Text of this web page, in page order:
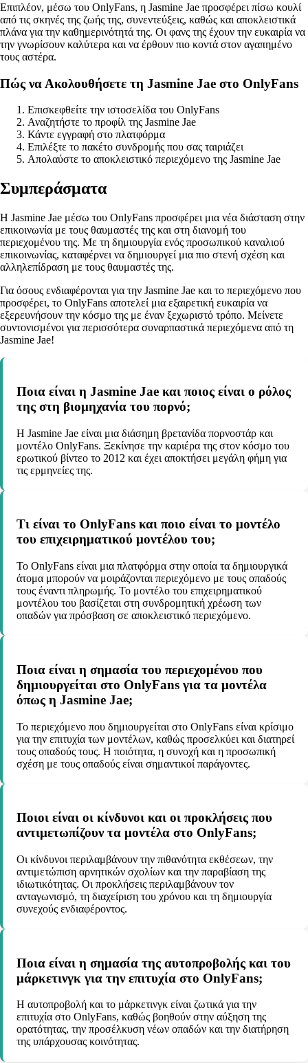
Επιπλέον, μέσω του OnlyFans, η Jasmine Jae προσφέρει πίσω κουλί
από τις σκηνές της ζωής της, συνεντεύξεις, καθώς και αποκλειστικά
πλάνα για την καθημερινότητά της. Οι φανς της έχουν την ευκαιρία να
την γνωρίσουν καλύτερα και να έρθουν πιο κοντά στον αγαπημένο
τους αστέρα.
Πώς να Ακολουθήσετε τη Jasmine Jae στο OnlyFans
Επισκεφθείτε την ιστοσελίδα του OnlyFans
Αναζητήστε το προφίλ της Jasmine Jae
Κάντε εγγραφή στο πλατφόρμα
Επιλέξτε το πακέτο συνδρομής που σας ταιριάζει
Απολαύστε το αποκλειστικό περιεχόμενο της Jasmine Jae
Συμπεράσματα
Η Jasmine Jae μέσω του OnlyFans προσφέρει μια νέα διάσταση στην
επικοινωνία με τους θαυμαστές της και στη διανομή του
περιεχομένου της. Με τη δημιουργία ενός προσωπικού καναλιού
επικοινωνίας, καταφέρνει να δημιουργεί μια πιο στενή σχέση και
αλληλεπίδραση με τους θαυμαστές της.
Για όσους ενδιαφέρονται για την Jasmine Jae και το περιεχόμενο που
προσφέρει, το OnlyFans αποτελεί μια εξαιρετική ευκαιρία να
εξερευνήσουν την κόσμο της με έναν ξεχωριστό τρόπο. Μείνετε
συντονισμένοι για περισσότερα συναρπαστικά περιεχόμενα από τη
Jasmine Jae!
Ποια είναι η Jasmine Jae και ποιος είναι ο ρόλος
της στη βιομηχανία του πορνό;
Η Jasmine Jae είναι μια διάσημη βρετανίδα πορνοστάρ και
μοντέλο OnlyFans. Ξεκίνησε την καριέρα της στον κόσμο του
ερωτικού βίντεο το 2012 και έχει αποκτήσει μεγάλη φήμη για
τις ερμηνείες της.
Τι είναι το OnlyFans και ποιο είναι το μοντέλο
του επιχειρηματικού μοντέλου του;
Το OnlyFans είναι μια πλατφόρμα στην οποία τα δημιουργικά
άτομα μπορούν να μοιράζονται περιεχόμενο με τους οπαδούς
τους έναντι πληρωμής. Το μοντέλο του επιχειρηματικού
μοντέλου του βασίζεται στη συνδρομητική χρέωση των
οπαδών για πρόσβαση σε αποκλειστικό περιεχόμενο.
Ποια είναι η σημασία του περιεχομένου που
δημιουργείται στο OnlyFans για τα μοντέλα
όπως η Jasmine Jae;
Το περιεχόμενο που δημιουργείται στο OnlyFans είναι κρίσιμο
για την επιτυχία των μοντέλων, καθώς προσελκύει και διατηρεί
τους οπαδούς τους. Η ποιότητα, η συνοχή και η προσωπική
σχέση με τους οπαδούς είναι σημαντικοί παράγοντες.
Ποιοι είναι οι κίνδυνοι και οι προκλήσεις που
αντιμετωπίζουν τα μοντέλα στο OnlyFans;
Οι κίνδυνοι περιλαμβάνουν την πιθανότητα εκθέσεων, την
αντιμετώπιση αρνητικών σχολίων και την παραβίαση της
ιδιωτικότητας. Οι προκλήσεις περιλαμβάνουν τον
ανταγωνισμό, τη διαχείριση του χρόνου και τη δημιουργία
συνεχούς ενδιαφέροντος.
Ποια είναι η σημασία της αυτοπροβολής και του
μάρκετινγκ για την επιτυχία στο OnlyFans;
Η αυτοπροβολή και το μάρκετινγκ είναι ζωτικά για την
επιτυχία στο OnlyFans, καθώς βοηθούν στην αύξηση της
ορατότητας, την προσέλκυση νέων οπαδών και την διατήρηση
της υπάρχουσας κοινότητας.